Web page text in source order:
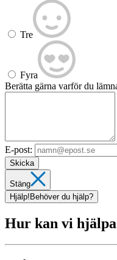
Tre
Fyra
Berätta gärna varför du
E-post:
Skicka
Stäng
Hjälp! Behöver du hjälp?
Hur kan vi